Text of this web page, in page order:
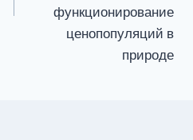
функционирование
ценопопуляций в
природе